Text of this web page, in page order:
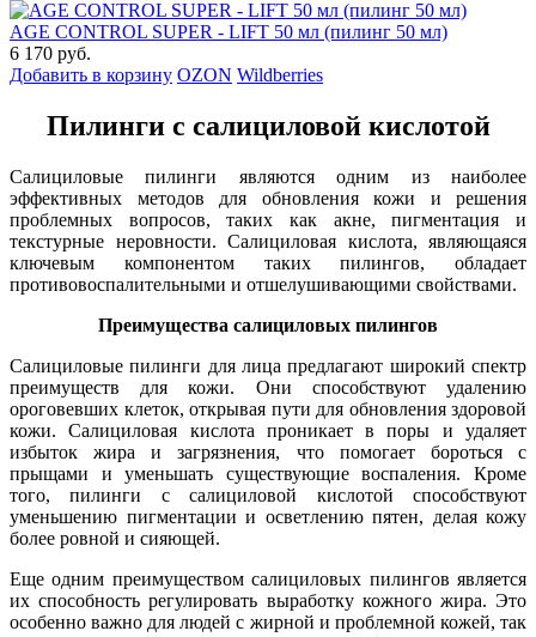
AGE CONTROL SUPER - LIFT 50 мл (пилинг 50 мл)
6 170 руб.
Добавить в корзину OZON Wildberries
Пилинги с салициловой кислотой
Салициловые пилинги являются одним из наиболее
эффективных методов для обновления кожи и решения
проблемных вопросов, таких как акне, пигментация и
текстурные неровности. Салициловая кислота, являющаяся
ключевым компонентом таких пилингов, обладает
противовоспалительными и отшелушивающими свойствами.
Преимущества салициловых пилингов
Салициловые пилинги для лица предлагают широкий спектр
преимуществ для кожи. Они способствуют удалению
ороговевших клеток, открывая пути для обновления здоровой
кожи. Салициловая кислота проникает в поры и удаляет
избыток жира и загрязнения, что помогает бороться с
прыщами и уменьшать существующие воспаления. Кроме
того, пилинги с салициловой кислотой способствуют
уменьшению пигментации и осветлению пятен, делая кожу
более ровной и сияющей.
Еще одним преимуществом салициловых пилингов является
их способность регулировать выработку кожного жира. Это
особенно важно для людей с жирной и проблемной кожей, так